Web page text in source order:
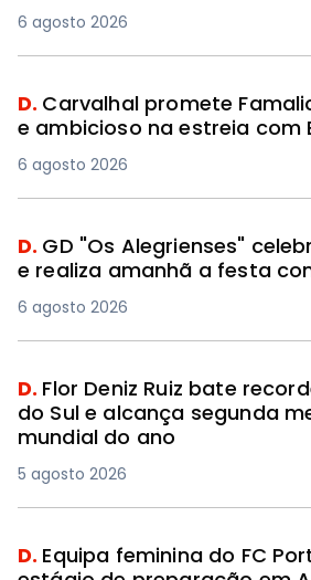
6 agosto 2026
D. Carvalhal promete
e ambicioso na estreia com
6 agosto 2026
D. GD "Os Alegrienses"
e realiza amanhã a festa
6 agosto 2026
D. Flor Deniz Ruiz bate
do Sul e alcança segunda
mundial do ano
5 agosto 2026
D. Equipa feminina do FC